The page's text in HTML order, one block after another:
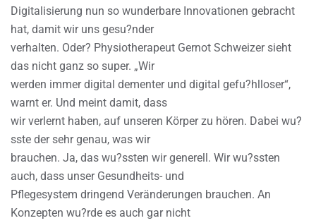
Digitalisierung nun so wunderbare Innovationen gebracht
hat, damit wir uns gesu?nder
verhalten. Oder? Physiotherapeut Gernot Schweizer sieht
das nicht ganz so super. „Wir
werden immer digital dementer und digital gefu?hlloser“,
warnt er. Und meint damit, dass
wir verlernt haben, auf unseren Körper zu hören. Dabei wu?
sste der sehr genau, was wir
brauchen. Ja, das wu?ssten wir generell. Wir wu?ssten
auch, dass unser Gesundheits- und
Pflegesystem dringend Veränderungen brauchen. An
Konzepten wu?rde es auch gar nicht